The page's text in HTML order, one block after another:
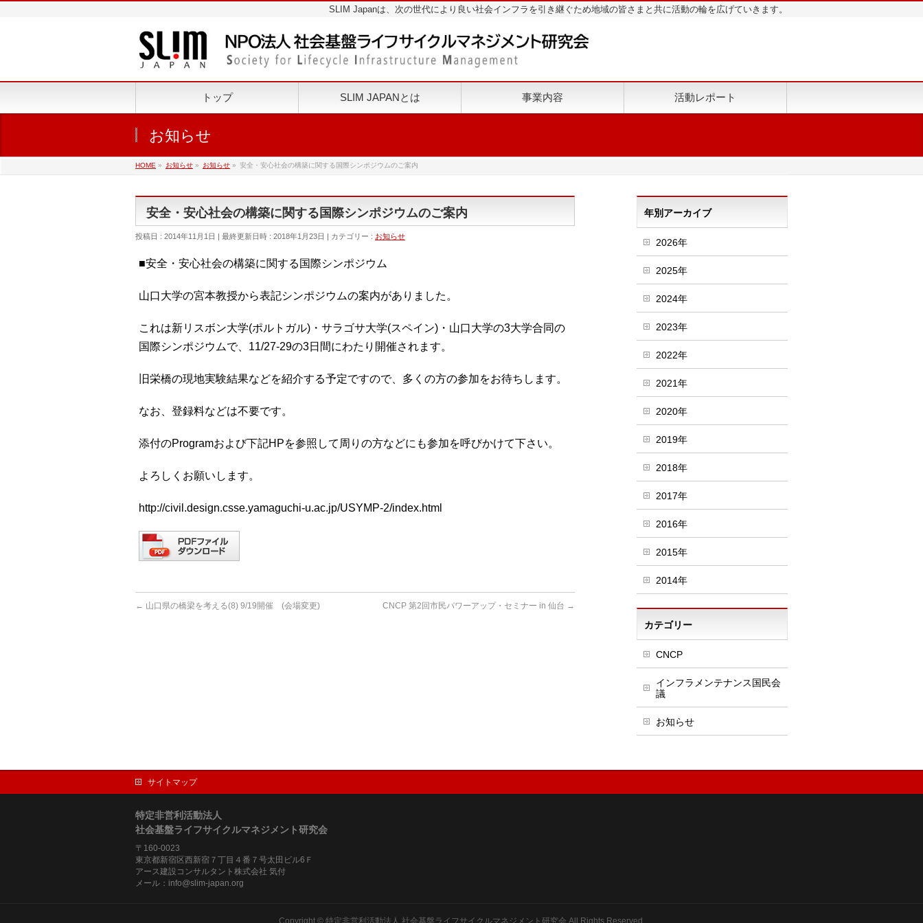
SLIM Japanは、次の世代により良い社会インフラを引き継ぐため地域の皆さまと共に活動の輪を広げていきます。
トップ SLIM JAPANとは 事業内容 活動レポート
お知らせ
HOME » お知らせ » お知らせ » 安全・安心社会の構築に関する国際シンポジウムのご案内
安全・安心社会の構築に関する国際シンポジウムのご案内
投稿日 : 2014年11月1日 最終更新日時 : 2018年1月23日 カテゴリー : お知らせ
■安全・安心社会の構築に関する国際シンポジウム
山口大学の宮本教授から表記シンポジウムの案内がありました。
これは新リスボン大学(ポルトガル)・サラゴサ大学(スペイン)・山口大学の3大学合同の
国際シンポジウムで、11/27-29の3日間にわたり開催されます。
旧栄橋の現地実験結果などを紹介する予定ですので、多くの方の参加をお待ちします。
なお、登録料などは不要です。
添付のProgramおよび下記HPを参照して周りの方などにも参加を呼びかけて下さい。
よろしくお願いします。
http://civil.design.csse.yamaguchi-u.ac.jp/USYMP-2/index.html
← 山口県の橋梁を考える(8) 9/19開催 (会場変更) CNCP 第2回市民パワーアップ・セミナー in 仙台 →
年別アーカイブ
2026年
2025年
2024年
2023年
2022年
2021年
2020年
2019年
2018年
2017年
2016年
2015年
2014年
カテゴリー
CNCP
インフラメンテナンス国民会
議
お知らせ
サイトマップ
特定非営利活動法人
社会基盤ライフサイクルマネジメント研究会
〒160-0023
東京都新宿区西新宿７丁目４番７号太田ビル6Ｆ
アース建設コンサルタント株式会社 気付
メール：info@slim-japan.org
Copyright © 特定非営利活動法人 社会基盤ライフサイクルマネジメント研究会 All Rights Reserved.